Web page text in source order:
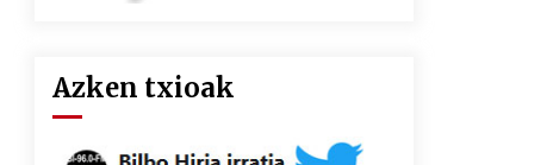
Azken txioak